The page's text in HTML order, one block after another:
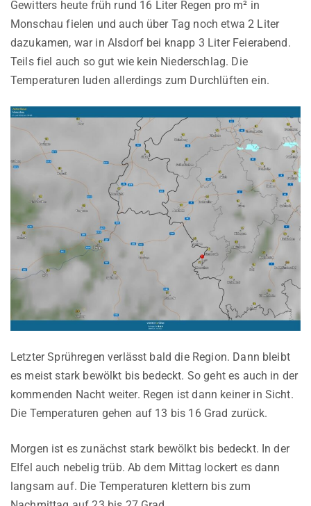
Gewitters heute früh rund 16 Liter Regen pro m² in
Monschau fielen und auch über Tag noch etwa 2 Liter
dazukamen, war in Alsdorf bei knapp 3 Liter Feierabend.
Teils fiel auch so gut wie kein Niederschlag. Die
Temperaturen luden allerdings zum Durchlüften ein.
Letzter Sprühregen verlässt bald die Region. Dann bleibt
es meist stark bewölkt bis bedeckt. So geht es auch in der
kommenden Nacht weiter. Regen ist dann keiner in Sicht.
Die Temperaturen gehen auf 13 bis 16 Grad zurück.
Morgen ist es zunächst stark bewölkt bis bedeckt. In der
EIfel auch nebelig trüb. Ab dem Mittag lockert es dann
langsam auf. Die Temperaturen klettern bis zum